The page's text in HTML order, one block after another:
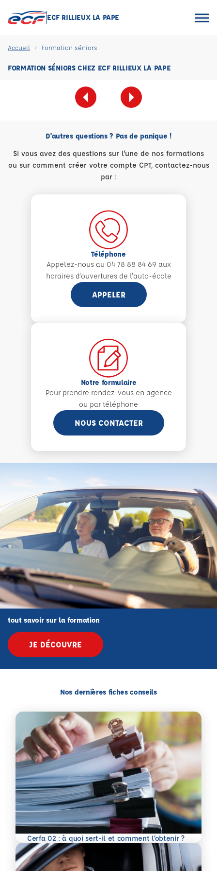
ECF RILLIEUX LA PAPE
Accueil Formation séniors
FORMATION SÉNIORS CHEZ ECF RILLIEUX LA PAPE
D'autres questions ? Pas de panique !
Si vous avez des questions sur l'une de nos formations
ou sur comment créer votre compte CPT, contactez-nous
par :
Téléphone
Appelez-nous au 04 78 88 84 69 aux
horaires d'ouvertures de l'auto-école
APPELER
Notre formulaire
Pour prendre rendez-vous en agence
ou par téléphone
NOUS CONTACTER
tout savoir sur la formation
JE DÉCOUVRE
Nos dernières fiches conseils
Cerfa 02 : à quoi sert-il et comment l’obtenir ?
En savoir plus